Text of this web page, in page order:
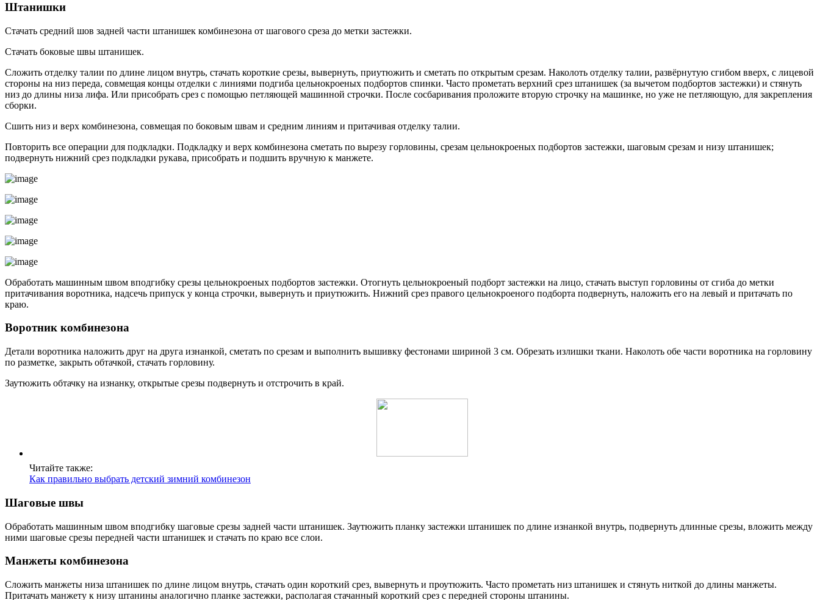
Штанишки
Стачать средний шов задней части штанишек комбинезона от шагового среза до метки застежки.
Стачать боковые швы штанишек.
Сложить отделку талии по длине лицом внутрь, стачать короткие срезы, вывернуть, приутюжить и сметать по открытым срезам. Наколоть отделку талии, развёрнутую сгибом вверх, с лицевой
стороны на низ переда, совмещая концы отделки с линиями подгиба цельнокроеных подбортов спинки. Часто прометать верхний срез штанишек (за вычетом подбортов застежки) и стянуть
низ до длины низа лифа. Или присобрать срез с помощью петляющей машинной строчки. После сосбаривания проложите вторую строчку на машинке, но уже не петляющую, для закрепления
сборки.
Сшить низ и верх комбинезона, совмещая по боковым швам и средним линиям и притачивая отделку талии.
Повторить все операции для подкладки. Подкладку и верх комбинезона сметать по вырезу горловины, срезам цельнокроеных подбортов застежки, шаговым срезам и низу штанишек;
подвернуть нижний срез подкладки рукава, присобрать и подшить вручную к манжете.
Обработать машинным швом вподгибку срезы цельнокроеных подбортов застежки. Отогнуть цельнокроеный подборт застежки на лицо, стачать выступ горловины от сгиба до метки
притачивания воротника, надсечь припуск у конца строчки, вывернуть и приутюжить. Нижний срез правого цельнокроеного подборта подвернуть, наложить его на левый и притачать по
краю.
Воротник комбинезона
Детали воротника наложить друг на друга изнанкой, сметать по срезам и выполнить вышивку фестонами шириной 3 см. Обрезать излишки ткани. Наколоть обе части воротника на горловину
по разметке, закрыть обтачкой, стачать горловину.
Заутюжить обтачку на изнанку, открытые срезы подвернуть и отстрочить в край.
Читайте также:
Как правильно выбрать детский зимний комбинезон
Шаговые швы
Обработать машинным швом вподгибку шаговые срезы задней части штанишек. Заутюжить планку застежки штанишек по длине изнанкой внутрь, подвернуть длинные срезы, вложить между
ними шаговые срезы передней части штанишек и стачать по краю все слои.
Манжеты комбинезона
Сложить манжеты низа штанишек по длине лицом внутрь, стачать один короткий срез, вывернуть и проутюжить. Часто прометать низ штанишек и стянуть ниткой до длины манжеты.
Притачать манжету к низу штанины аналогично планке застежки, располагая стачанный короткий срез с передней стороны штанины.